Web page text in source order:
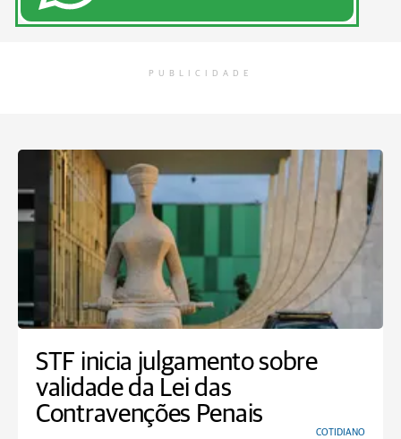
PUBLICIDADE
STF inicia julgamento sobre
validade da Lei das
Contravenções Penais
COTIDIANO